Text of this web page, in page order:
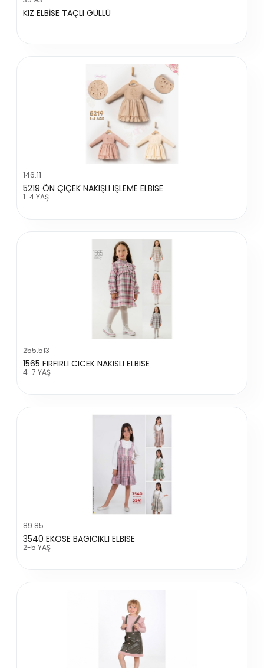
KIZ ELBİSE TAÇLI GÜLLÜ
146.11
5219 ÖN ÇIÇEK NAKIŞLI IŞLEME ELBISE
1-4 YAŞ
255.513
1565 FIRFIRLI CICEK NAKISLI ELBISE
4-7 YAŞ
89.85
3540 EKOSE BAGICIKLI ELBISE
2-5 YAŞ